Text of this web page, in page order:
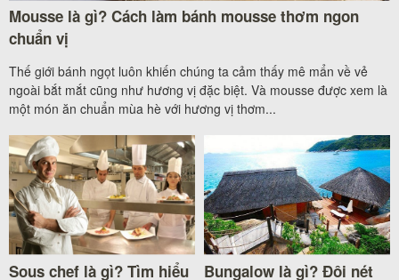
Mousse là gì? Cách làm bánh mousse thơm ngon
chuẩn vị
Thế giới bánh ngọt luôn khiến chúng ta cảm thấy mê mẩn về vẻ
ngoài bắt mắt cũng như hương vị đặc biệt. Và mousse được xem là
một món ăn chuẩn mùa hè với hương vị thơm...
Sous chef là gì? Tìm hiểu
Bungalow là gì? Đôi nét